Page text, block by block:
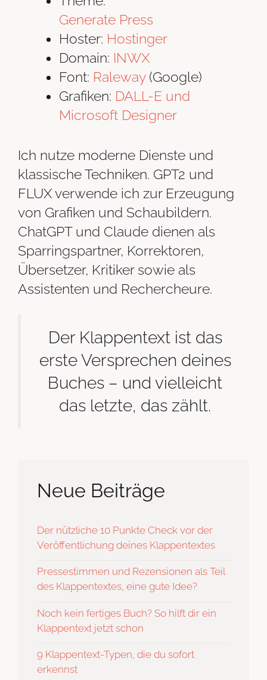
Generate Press
Hoster: Hostinger
Domain: INWX
Font: Raleway(Google)
Grafiken: DALL-E und
Microsoft Designer
Ich nutze moderne Dienste und
klassische Techniken. GPT2 und
FLUX verwende ich zur Erzeugung
von Grafiken und Schaubildern.
ChatGPT und Claude dienen als
Sparringspartner, Korrektoren,
Übersetzer, Kritiker sowie als
Assistenten und Rechercheure.
Der Klappentext ist das
erste Versprechen deines
Buches – und vielleicht
das letzte, das zählt.
Neue Beiträge
Der nützliche 10 Punkte Check vor der
Veröffentlichung deines Klappentextes
Pressestimmen und Rezensionen als Teil
des Klappentextes, eine gute Idee?
Noch kein fertiges Buch? So hilft dir ein
Klappentext jetzt schon
9 Klappentext-Typen, die du sofort
erkennst